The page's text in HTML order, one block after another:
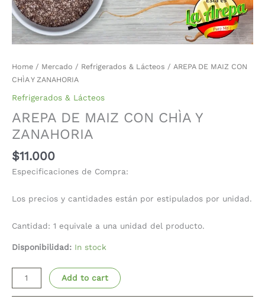
Home / Mercado / Refrigerados & Lácteos / AREPA DE MAIZ CON
CHÌA Y ZANAHORIA
Refrigerados & Lácteos
AREPA DE MAIZ CON CHÌA Y
ZANAHORIA
$11.000
Especificaciones de Compra:
Los precios y cantidades están por estipulados por unidad.
Cantidad: 1 equivale a una unidad del producto.
Disponibilidad: In stock
Add to cart